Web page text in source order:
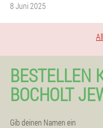
8 Juni 2025
BESTELLEN
BOCHOLT
Gib deinen Namen ein